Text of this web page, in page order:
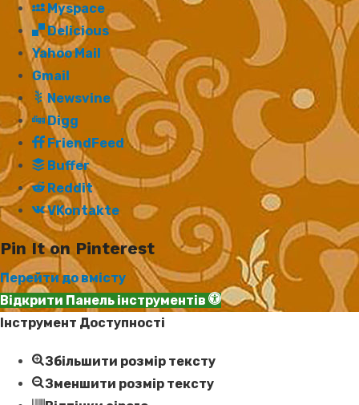
Myspace
Delicious
Yahoo Mail
Gmail
Newsvine
Digg
FriendFeed
Buffer
Reddit
VKontakte
Pin It on Pinterest
Перейти до вмісту
Відкрити Панель інструментів
Інструмент Доступності
Збільшити розмір тексту
Зменшити розмір тексту